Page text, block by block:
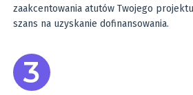
zaakcentowania atutów Twojego
szans na uzyskanie dofinansowania.